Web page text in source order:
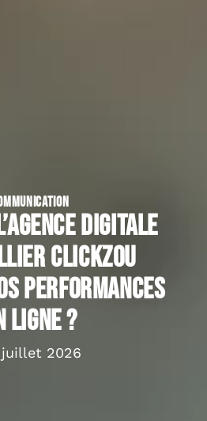
digitale
Clickzou
performances
ligne ?
2026